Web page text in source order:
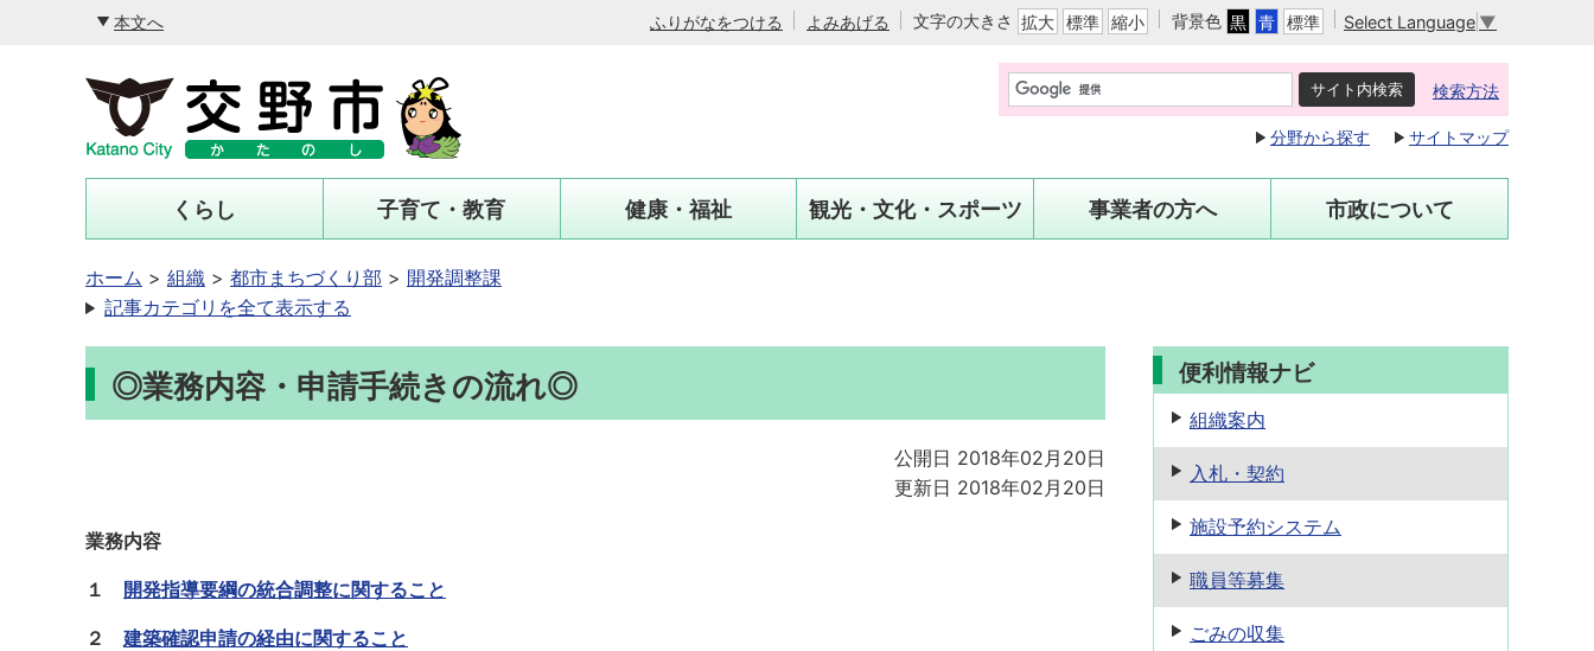
本文へ ふりがなをつける よみあげる 文字の大きさ 拡大 標準 縮小 背景色 黒 青 標準 Select Language ▼
検索方法
分野から探す サイトマップ
くらし 子育て・教育 健康・福祉 観光・文化・スポーツ 事業者の方へ 市政について
ホーム 組織 都市まちづくり部
開発調整課
記事カテゴリを全て表示する
◎業務内容・申請手続きの流れ◎
公開日 2018年02月20日
更新日 2018年02月20日
業務内容
１ 開発指導要綱の統合調整に関すること
２ 建築確認申請の経由に関すること
便利情報ナビ
組織案内
入札・契約
施設予約システム
職員等募集
ごみの収集